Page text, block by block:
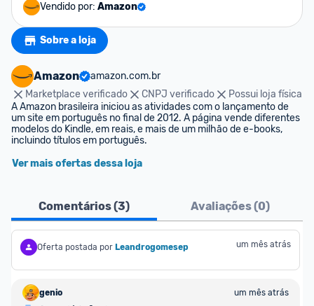
Vendido por: Amazon
Sobre a loja
Amazon
amazon.com.br
Marketplace verificado
CNPJ verificado
Possui loja física
A Amazon brasileira iniciou as atividades com o lançamento de
um site em português no final de 2012. A página vende diferentes
modelos do Kindle, em reais, e mais de um milhão de e-books,
incluindo títulos em português.
Ver mais ofertas dessa loja
Comentários (3) Avaliações (0)
Oferta postada por Leandrogomesep um mês atrás
genio
um mês atrás